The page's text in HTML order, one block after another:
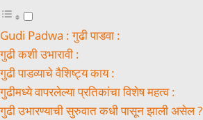
Gudi Padwa : गुढी पाडवा :
गुढी कशी उभारावी :
गुढी पाडव्याचे वैशिष्ट्य काय :
गुढीमध्ये वापरलेल्या प्रतिकांचा विशेष महत्व :
गुढी उभारण्याची सुरुवात कधी पासून झाली असेल ?